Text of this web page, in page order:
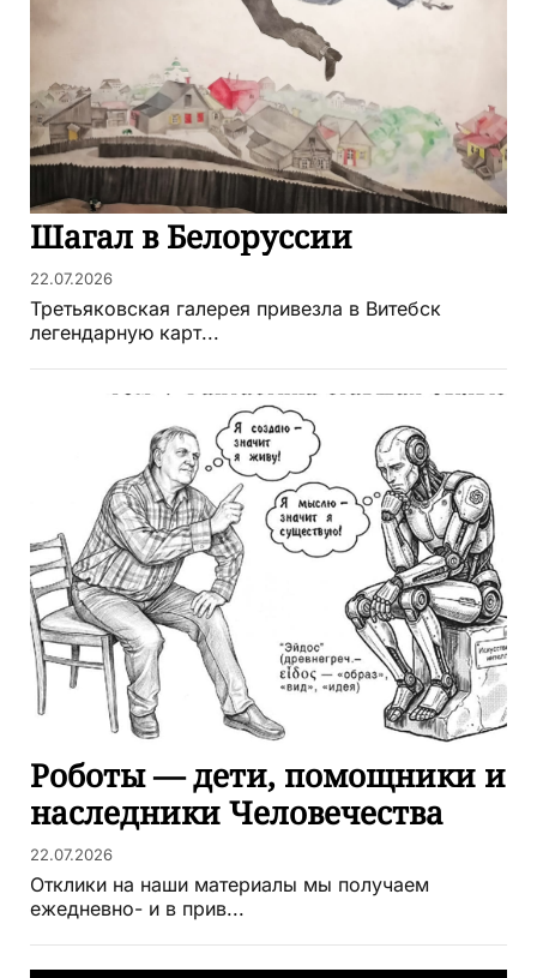
Шагал в Белоруссии
22.07.2026
Третьяковская галерея привезла в Витебск
легендарную карт...
Роботы — дети, помощники и
наследники Человечества
22.07.2026
Отклики на наши материалы мы получаем
ежедневно- и в прив...